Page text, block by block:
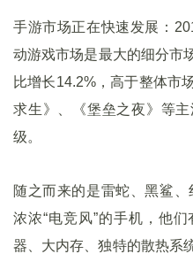
手游市场正在快速发展：
动游戏市场是最大的细分市
比增长14.2%，高于整体市
求生》、《堡垒之夜》等
级。
随之而来的是雷蛇、黑鲨
浓浓“电竞风”的手机，他
器、大内存、独特的散热系